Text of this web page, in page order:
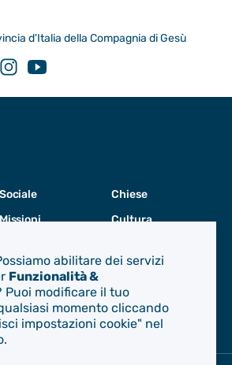
d'Italia della Compagnia di Gesù
InstagramYoutube
Sociale
Chiese
Cultura
Leadership
abilitare dei servizi
Funzionalità &
Puoi modificare il tuo
momento cliccando
impostazioni cookie" nel